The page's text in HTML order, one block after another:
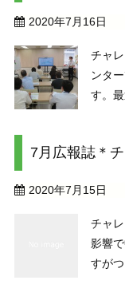
2020年7月16日
チャ
ンタ
す。
でき
7月広報誌＊
2020年7月15日
チャ
影響
すが